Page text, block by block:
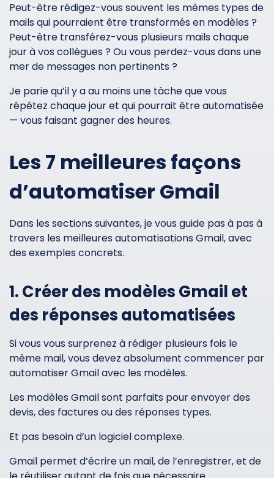
Peut-être rédigez-vous souvent les mêmes types de
mails qui pourraient être transformés en modèles ?
Peut-être transférez-vous plusieurs mails chaque
jour à vos collègues ? Ou vous perdez-vous dans une
mer de messages non pertinents ?
Je parie qu’il y a au moins une tâche que vous
répétez chaque jour et qui pourrait être automatisée
— vous faisant gagner des heures.
Les 7 meilleures façons
d’automatiser Gmail
Dans les sections suivantes, je vous guide pas à pas à
travers les meilleures automatisations Gmail, avec
des exemples concrets.
1. Créer des modèles Gmail et
des réponses automatisées
Si vous vous surprenez à rédiger plusieurs fois le
même mail, vous devez absolument commencer par
automatiser Gmail avec les modèles.
Les modèles Gmail sont parfaits pour envoyer des
devis, des factures ou des réponses types.
Et pas besoin d’un logiciel complexe.
Gmail permet d’écrire un mail, de l’enregistrer, et de